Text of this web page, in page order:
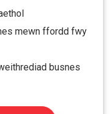
mewn ffordd fwy
busnes